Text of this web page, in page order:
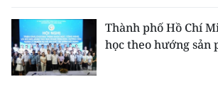
Thành phố Hồ Chí
học theo hướng sản